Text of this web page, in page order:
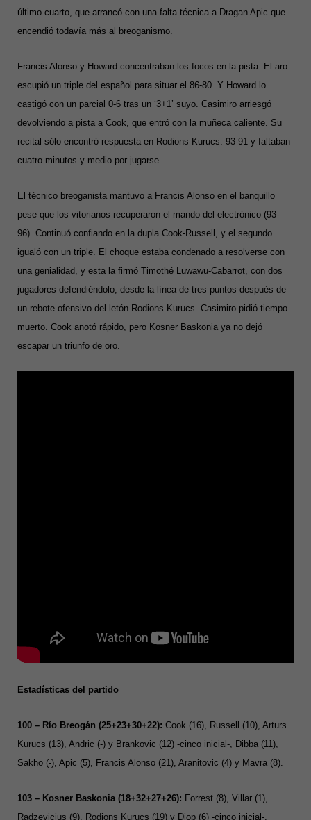
último cuarto, que arrancó con una falta técnica a Dragan Apic que
encendió todavía más al breoganismo.
Francis Alonso y Howard concentraban los focos en la pista. El aro
escupió un triple del español para situar el 86-80. Y Howard lo
castigó con un parcial 0-6 tras un ‘3+1’ suyo. Casimiro arriesgó
devolviendo a pista a Cook, que entró con la muñeca caliente. Su
recital sólo encontró respuesta en Rodions Kurucs. 93-91 y faltaban
cuatro minutos y medio por jugarse.
El técnico breoganista mantuvo a Francis Alonso en el banquillo
pese que los vitorianos recuperaron el mando del electrónico (93-
96). Continuó confiando en la dupla Cook-Russell, y el segundo
igualó con un triple. El choque estaba condenado a resolverse con
una genialidad, y esta la firmó Timothé Luwawu-Cabarrot, con dos
jugadores defendiéndolo, desde la línea de tres puntos después de
un rebote ofensivo del letón Rodions Kurucs. Casimiro pidió tiempo
muerto. Cook anotó rápido, pero Kosner Baskonia ya no dejó
escapar un triunfo de oro.
Estadísticas del partido
100 – Río Breogán (25+23+30+22): Cook (16), Russell (10), Arturs
Kurucs (13), Andric (-) y Brankovic (12) -cinco inicial-, Dibba (11),
Sakho (-), Apic (5), Francis Alonso (21), Aranitovic (4) y Mavra (8).
103 – Kosner Baskonia (18+32+27+26): Forrest (8), Villar (1),
Radzevicius (9), Rodions Kurucs (19) y Diop (6) -cinco inicial-,